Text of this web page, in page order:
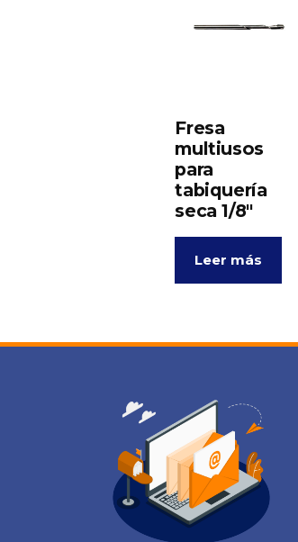
Fresa
multiusos
para
tabiquería
seca 1/8″
Leer más